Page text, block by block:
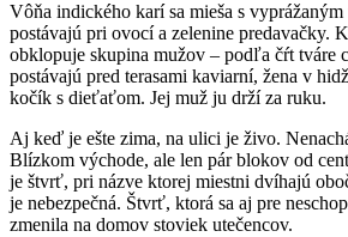
Vôňa indického karí sa mieša s
postávajú pri ovocí a zelenine predavačky.
obklopuje skupina mužov – podľa čŕt tváre
postávajú pred terasami kaviarní, žena v
kočík s dieťaťom. Jej muž ju drží za ruku.
Aj keď je ešte zima, na ulici je živo.
Blízkom východe, ale len pár blokov od
je štvrť, pri názve ktorej miestni dvíhajú
je nebezpečná. Štvrť, ktorá sa aj pre
zmenila na domov stoviek utečencov.